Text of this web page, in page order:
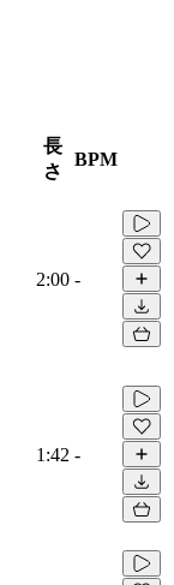
長
さ
BPM
2:00 -
1:42 -